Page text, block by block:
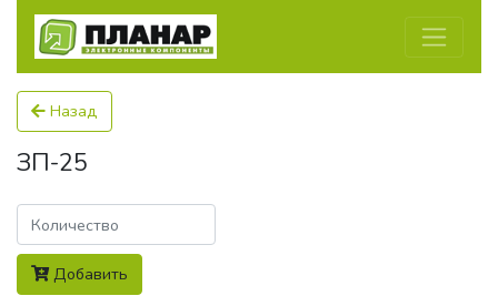
Назад
ЗП-25
Количество
Добавить